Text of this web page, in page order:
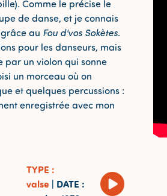
Comme le précise le
de danse, et je connais
au Fou d'vos Sokètes.
pour les danseurs, mais
par un violon qui sonne
un morceau où on
et quelques percussions :
enregistrée avec mon
TYPE :
valse| DATE :